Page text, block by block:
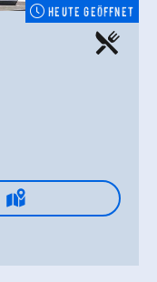
HEUTE GEÖFFNET